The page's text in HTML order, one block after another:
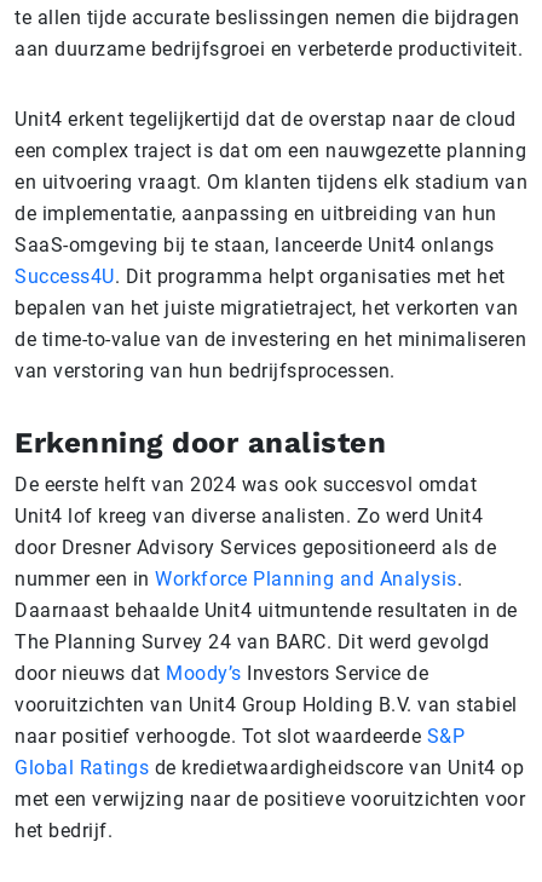
te allen tijde accurate beslissingen nemen die bijdragen
aan duurzame bedrijfsgroei en verbeterde productiviteit.
Unit4 erkent tegelijkertijd dat de overstap naar de cloud
een complex traject is dat om een nauwgezette planning
en uitvoering vraagt. Om klanten tijdens elk stadium van
de implementatie, aanpassing en uitbreiding van hun
SaaS-omgeving bij te staan, lanceerde Unit4 onlangs
Success4U. Dit programma helpt organisaties met het
bepalen van het juiste migratietraject, het verkorten van
de time-to-value van de investering en het minimaliseren
van verstoring van hun bedrijfsprocessen.
Erkenning door analisten
De eerste helft van 2024 was ook succesvol omdat
Unit4 lof kreeg van diverse analisten. Zo werd Unit4
door Dresner Advisory Services gepositioneerd als de
nummer een in Workforce Planning and Analysis.
Daarnaast behaalde Unit4 uitmuntende resultaten in de
The Planning Survey 24 van BARC. Dit werd gevolgd
door nieuws dat Moody’s Investors Service de
vooruitzichten van Unit4 Group Holding B.V. van stabiel
naar positief verhoogde. Tot slot waardeerde S&P
Global Ratings de kredietwaardigheidscore van Unit4 op
met een verwijzing naar de positieve vooruitzichten voor
het bedrijf.